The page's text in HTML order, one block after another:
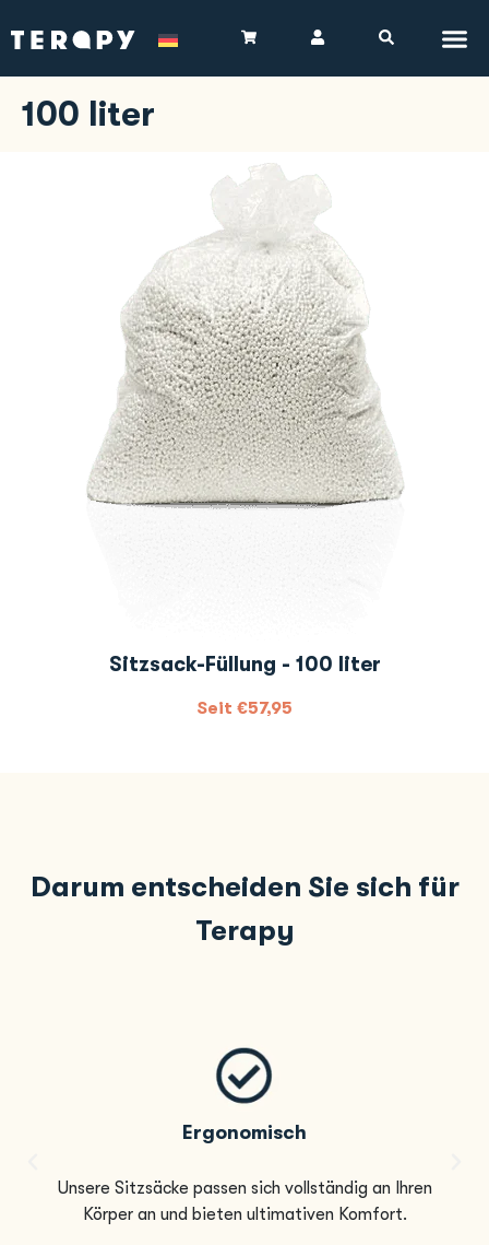
100 liter
Sitzsack-Füllung - 100 liter
Seit €57,95
Darum entscheiden Sie sich für
Terapy
Ergonomisch
Unsere Sitzsäcke passen sich vollständig an Ihren
Körper an und bieten ultimativen Komfort.